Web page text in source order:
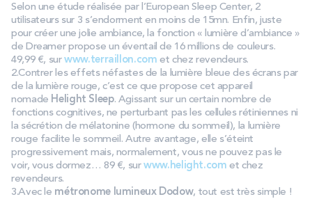
Selon une étude réalisée par l’European Sleep Center, 2
utilisateurs sur 3 s’endorment en moins de 15mn. Enfin, juste
pour créer une jolie ambiance, la fonction « lumière d’ambiance »
de Dreamer propose un éventail de 16 millions de couleurs.
49,99 €, surwww.terraillon.com et chez revendeurs.
2.Contrer les effets néfastes de la lumière bleue des écrans par
de la lumière rouge, c’est ce que propose cet appareil
nomade Helight Sleep. Agissant sur un certain nombre de
fonctions cognitives, ne perturbant pas les cellules rétiniennes ni
la sécrétion de mélatonine (hormone du sommeil), la lumière
rouge facilite le sommeil. Autre avantage, elle s’éteint
progressivement mais, normalement, vous ne pouvez pas le
voir, vous dormez… 89 €, surwww.helight.com et chez
revendeurs.
3.Avec le métronome lumineux Dodow, tout est très simple !